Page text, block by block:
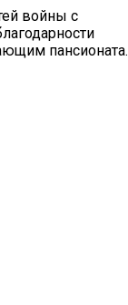
войны с
пансионата.